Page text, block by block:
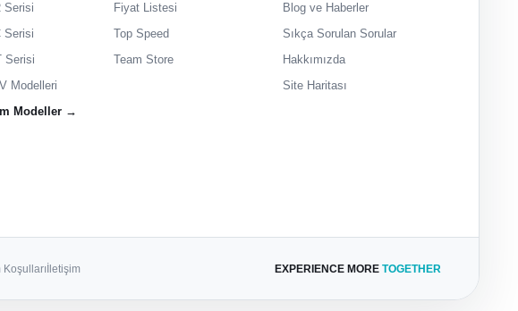
Serisi
Serisi
Serisi
Modelleri
Modeller →
Fiyat Listesi
Top Speed
Team Store
Blog ve Haberler
Sıkça Sorulan Sorular
Hakkımızda
Site Haritası
Koşullarıİletişim EXPERIENCE MORE TOGETHER